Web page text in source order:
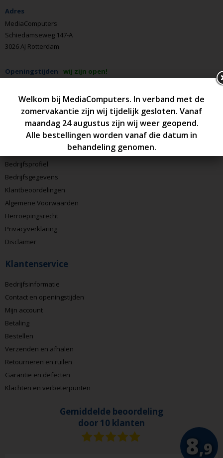
Adres
MediaComputers
Schiedamseweg 147-A
3026 AJ Rotterdam
Openingstijden
wij zijn open!
Vrijdag:
10:00 – 19:00
Zaterdag:
10:00 – 17:00
Zondag:
Gesloten
MediaComputers
Bedrijfsprofiel
Bedrijfsgegevens
Klantbeoordelingen
Algemene Voorwaarden
Herroepingsrecht
Privacyverklaring
Disclaimer
Klantenservice
Bedrijfsinformatie
Contact en openingstijden
Mijn account
Betaling
Bestellen
Verzenden en afhalen
Retourneren en ruilen
Garantie en defecten
Klachten en verbeterpunten
Gemiddelde beoordeling
door 10 klanten
8,9